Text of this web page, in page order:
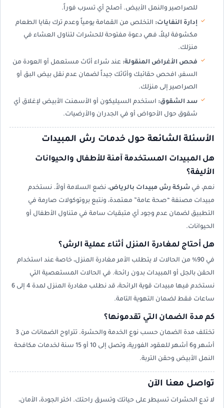
للصراصير والنمل الأبيض. أصلح أي تسرب فوراً.
إدارة النفايات: التخلص من القمامة يومياً وعدم ترك بقايا الطعام
مكشوفة ليلاً، فهي دعوة مفتوحة للحشرات لتناول العشاء في
منزلك.
فحص الأغراض المنقولة: عند شراء أثاث مستعمل أو العودة من
السفر، افحص حقائبك وأثاثك جيداً لضمان عدم نقل بيض البق أو
الصراصير إلى منزلك.
سد الشقوق: استخدم السيليكون أو الأسمنت الأبيض لإغلاق أي
شقوق حول الأحواض أو في الجدران والأرضيات.
الأسئلة الشائعة حول خدمات رش المبيدات
هل المبيدات المستخدمة آمنة للأطفال والحيوانات
الأليفة؟
نعم، في شركة رش مبيدات بالرياض، نضع السلامة أولاً. نستخدم
مبيدات مصنفة “صحة عامة” معتمدة، ونتبع بروتوكولات صارمة في
التطبيق لضمان عدم وجود أي متبقيات سامة في متناول الأطفال أو
الحيوانات.
هل أحتاج لمغادرة المنزل أثناء عملية الرش؟
في 90% من الحالات لا يتطلب الأمر مغادرة المنزل، خاصة عند استخدام
الحقن بالجل أو المبيدات بدون رائحة. في الحالات المستعصية التي
نستخدم فيها مبيدات قوية الرائحة، قد نطلب مغادرة المنزل لمدة 4 إلى 6
ساعات فقط لضمان التهوية التامة.
كم مدة الضمان التي تقدمونها؟
تختلف مدة الضمان حسب نوع الخدمة والحشرة. تتراوح الضمانات من 3
أشهر و6 أشهر للعقود الفورية، وتصل إلى 10 أو 15 سنة لخدمات مكافحة
النمل الأبيض وحقن التربة.
تواصل معنا الآن
لا تدع الحشرات تسيطر على حياتك وتسرق راحتك. اختر الجودة، الأمان،